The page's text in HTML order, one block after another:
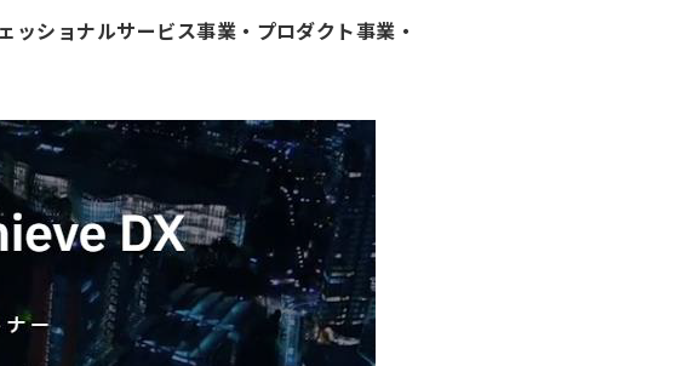
ショナルサービス事業・プロダクト事業・